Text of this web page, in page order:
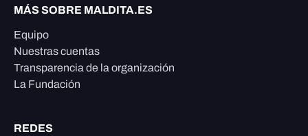
MÁS SOBRE MALDITA.ES
Equipo
Nuestras cuentas
Transparencia de la organización
La Fundación
REDES